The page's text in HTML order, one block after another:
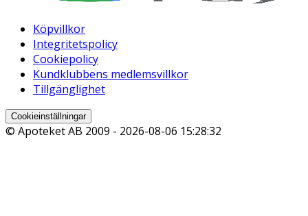
Köpvillkor
Integritetspolicy
Cookiepolicy
Kundklubbens medlemsvillkor
Tillgänglighet
Cookieinställningar
© Apoteket AB 2009 - 2026-08-06 15:28:32